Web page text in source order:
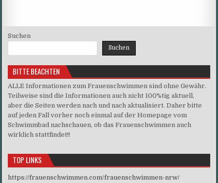
Suchen
Suchen
BITTE BEACHTEN
ALLE Informationen zum Frauenschwimmen sind ohne Gewähr.
Teilweise sind die Informationen auch nicht 100%tig aktuell,
aber die Seiten werden nach und nach aktualisiert. Daher bitte
auf jeden Fall vorher noch einmal auf der Homepage vom
Schwimmbad nachschauen, ob das Frauenschwimmen auch
wirklich stattfindet!!
TOP LINKS
https://frauenschwimmen.com/frauenschwimmen-nrw/